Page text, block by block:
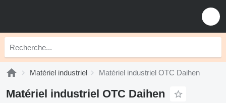
Matériel industriel Matériel industriel OTC Daihen
Matériel industriel OTC Daihen